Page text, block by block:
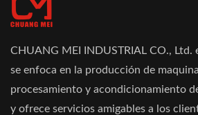
CHUANG MEI INDUSTRIAL CO., Ltd.
se enfoca en la producción de
procesamiento y acondicionamiento
y ofrece servicios amigables a los